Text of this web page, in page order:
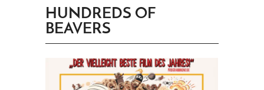
HUNDREDS OF
BEAVERS